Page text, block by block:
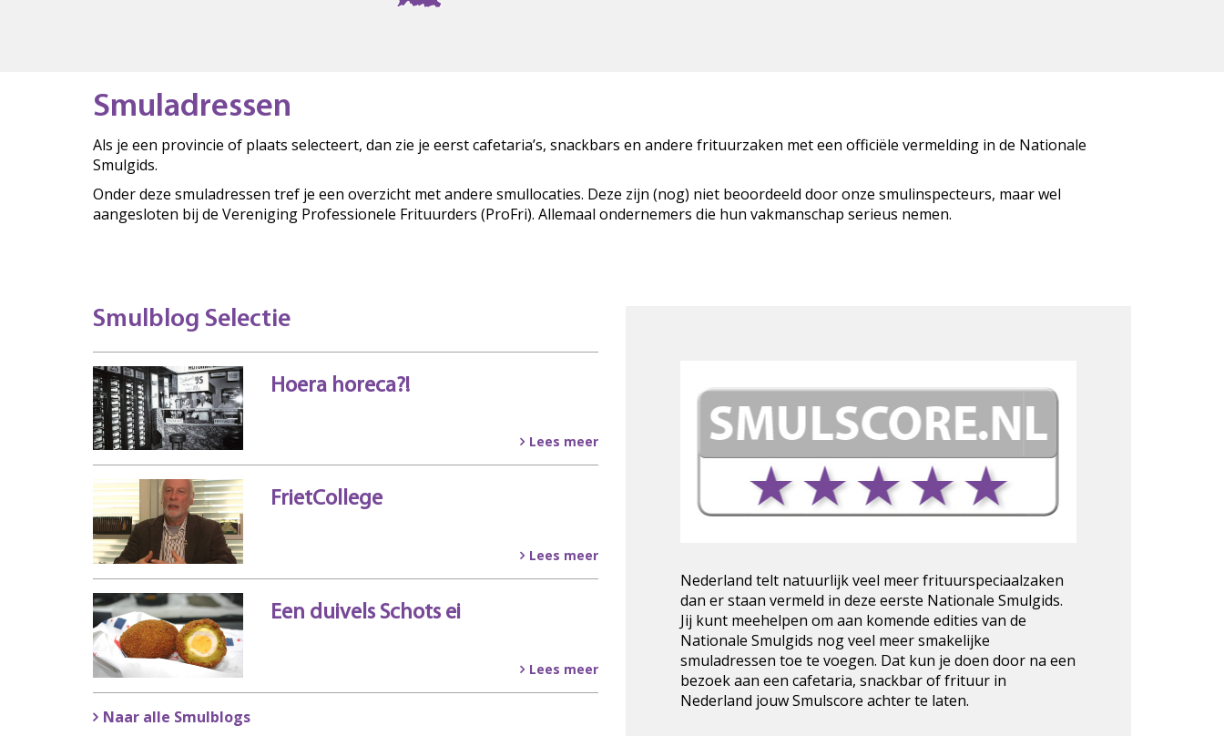
Smuladressen
Als je een provincie of plaats selecteert, dan zie je eerst cafetaria’s, snackbars en andere frituurzaken met een officiële vermelding in de Nationale
Smulgids.
Onder deze smuladressen tref je een overzicht met andere smullocaties. Deze zijn (nog) niet beoordeeld door onze smulinspecteurs, maar wel
aangesloten bij de Vereniging Professionele Frituurders (ProFri). Allemaal ondernemers die hun vakmanschap serieus nemen.
Smulblog Selectie
Hoera horeca?!
Lees meer
FrietCollege
Lees meer
Een duivels Schots ei
Lees meer
Naar alle Smulblogs
Nederland telt natuurlijk veel meer frituurspeciaalzaken
dan er staan vermeld in deze eerste Nationale Smulgids.
Jij kunt meehelpen om aan komende edities van de
Nationale Smulgids nog veel meer smakelijke
smuladressen toe te voegen. Dat kun je doen door na een
bezoek aan een cafetaria, snackbar of frituur in
Nederland jouw Smulscore achter te laten.